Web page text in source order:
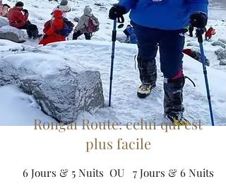
Rongai Route: celui qui est
plus facile
6 Jours & 5 Nuits OU 7 Jours & 6 Nuits